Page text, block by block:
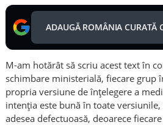
ADAUGĂ ROMÂNIA CURATĂ
M-am hotărât să scriu acest text în
schimbare ministerială, fiecare grup
propria versiune de înţelegere a
intenţia este bună în toate versiunile,
adesea defectuoasă, deoarece